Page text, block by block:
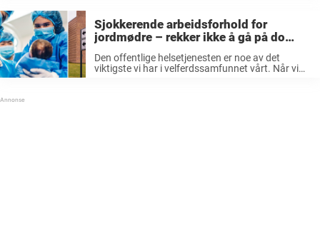
Sjokkerende arbeidsforhold for
jordmødre – rekker ikke å gå på do
Den offentlige helsetjenesten er noe av det
viktigste vi har i velferdssamfunnet vårt. Når vi